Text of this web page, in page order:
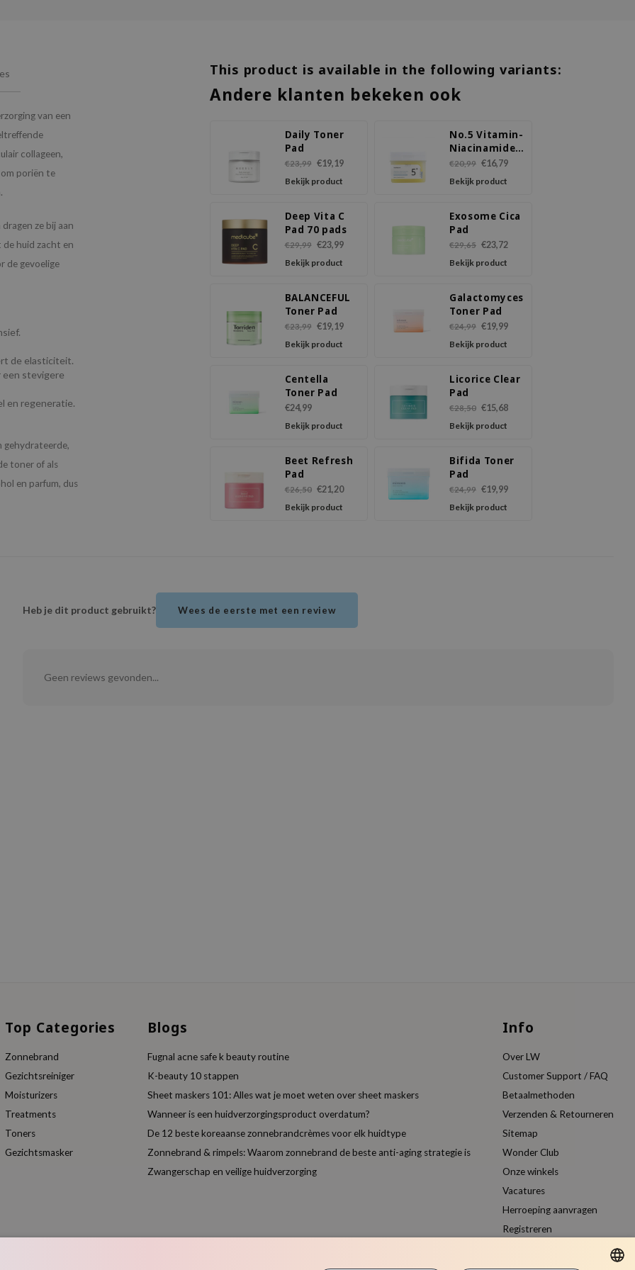
van een
collageen,
poriën te
ze bij aan
huid zacht en
de gevoelige
de elasticiteit.
een stevigere
en regeneratie.
gehydrateerde,
toner of als
en parfum, dus
This product is available in the following variants:
Andere klanten bekeken ook
Daily Toner
Pad
€23,99 €19,19
Bekijk product
No.5 Vitamin-
Niacinamide
Concentrated
Pad
€20,99 €16,79
Bekijk product
Deep Vita C
Pad 70 pads
€29,99 €23,99
Bekijk product
Exosome Cica
Pad
€29,65 €23,72
Bekijk product
BALANCEFUL
Toner Pad
€23,99 €19,19
Bekijk product
Galactomyces
Toner Pad
€24,99 €19,99
Bekijk product
Centella
Toner Pad
€24,99
Bekijk product
Licorice Clear
Pad
€28,50 €15,68
Bekijk product
Beet Refresh
Pad
€26,50 €21,20
Bekijk product
Bifida Toner
Pad
€24,99 €19,99
Bekijk product
Heb je dit product gebruikt? Wees de eerste met een review
Geen reviews gevonden...
Top Categories
Zonnebrand
Gezichtsreiniger
Moisturizers
Treatments
Toners
Gezichtsmasker
Blogs
Fugnal acne safe k beauty routine
K-beauty 10 stappen
Sheet maskers 101: Alles wat je moet weten over sheet maskers
Wanneer is een huidverzorgingsproduct overdatum?
De 12 beste koreaanse zonnebrandcrèmes voor elk huidtype
Zonnebrand & rimpels: Waarom zonnebrand de beste anti-aging strategie is
Zwangerschap en veilige huidverzorging
Info
Over LW
Customer Support / FAQ
Betaalmethoden
Verzenden & Retourneren
Sitemap
Wonder Club
Onze winkels
Vacatures
Herroeping aanvragen
Registreren